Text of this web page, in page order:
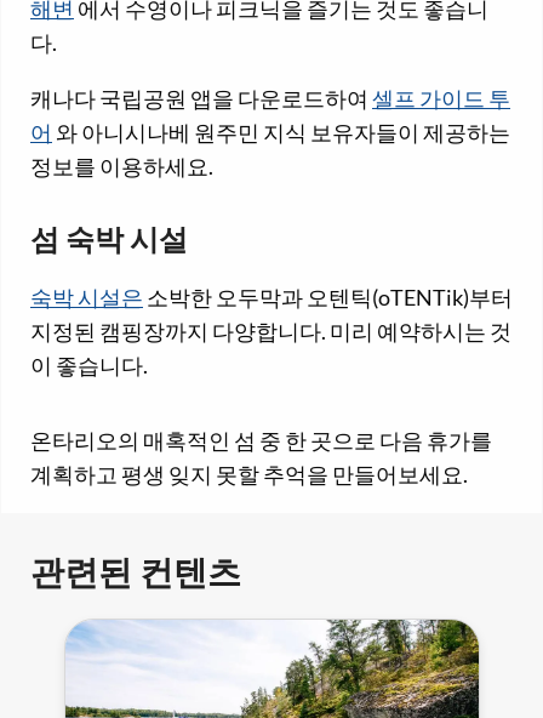
해변 에서 수영이나 피크닉을 즐기는 것도 좋습니
다.
캐나다 국립공원 앱을 다운로드하여 셀프 가이드 투
어 와 아니시나베 원주민 지식 보유자들이 제공하는
정보를 이용하세요.
섬 숙박 시설
숙박 시설은 소박한 오두막과 오텐틱(oTENTik)부터
지정된 캠핑장까지 다양합니다. 미리 예약하시는 것
이 좋습니다.
온타리오의 매혹적인 섬 중 한 곳으로 다음 휴가를
계획하고 평생 잊지 못할 추억을 만들어보세요.
관련된 컨텐츠